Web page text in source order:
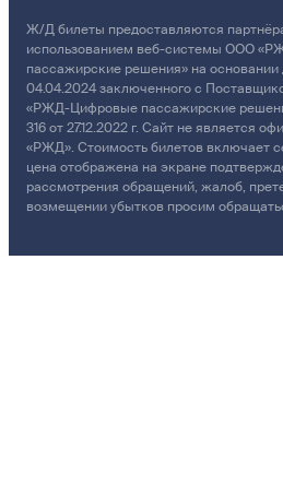
Ж/Д билеты предоставляются
использованием веб-системы ООО
пассажирские решения» на
04.04.2024 заключенного с
«РЖД-Цифровые пассажирские
316 от 27.12.2022 г. Сайт не является
«РЖД». Стоимость билетов включает
цена отображена на экране
рассмотрения обращений, жалоб,
возмещении убытков просим